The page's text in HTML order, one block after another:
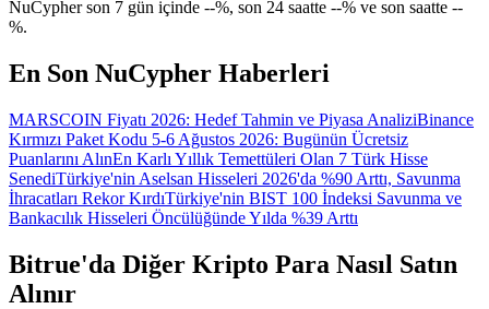
Giriş yap
NuCypher son 7 gün içinde --%, son 24 saatte --% ve son saatte --
%.
En Son NuCypher Haberleri
MARSCOIN Fiyatı 2026: Hedef Tahmin ve Piyasa AnaliziBinance
Kırmızı Paket Kodu 5-6 Ağustos 2026: Bugünün Ücretsiz
Puanlarını AlınEn Karlı Yıllık Temettüleri Olan 7 Türk Hisse
SenediTürkiye'nin Aselsan Hisseleri 2026'da %90 Arttı, Savunma
İhracatları Rekor KırdıTürkiye'nin BIST 100 İndeksi Savunma ve
Bankacılık Hisseleri Öncülüğünde Yılda %39 Arttı
Bitrue'da Diğer Kripto Para Nasıl Satın
Alınır